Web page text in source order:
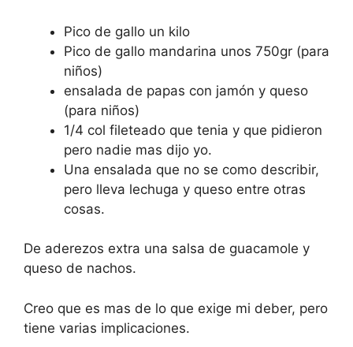
Pico de gallo un kilo
Pico de gallo mandarina unos 750gr (para
niños)
ensalada de papas con jamón y queso
(para niños)
1/4 col fileteado que tenia y que pidieron
pero nadie mas dijo yo.
Una ensalada que no se como describir,
pero lleva lechuga y queso entre otras
cosas.
De aderezos extra una salsa de guacamole y
queso de nachos.
Creo que es mas de lo que exige mi deber, pero
tiene varias implicaciones.